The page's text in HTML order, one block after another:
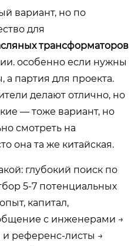
вариант, но по
для
трансформаторов
особенно если нужны
партия для проекта.
делают отлично, но
— тоже вариант, но
смотреть на
она та же китайская.
глубокий поиск по
5-7 потенциальных
капитал,
с инженерами →
референс-листы →